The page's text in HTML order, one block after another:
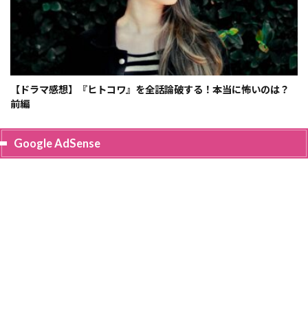
【ドラマ感想】『ヒトコワ』を全話論破する！本当に怖いのは？
前編
Google AdSense